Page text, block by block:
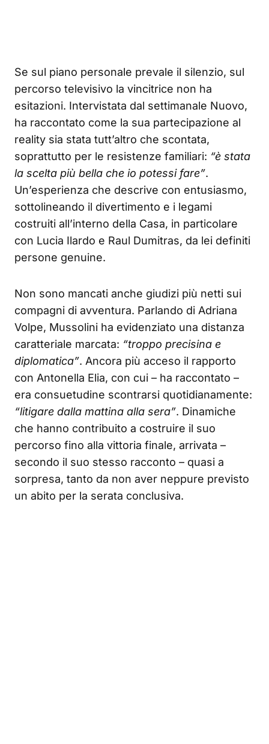
Se sul piano personale prevale il silenzio, sul
percorso televisivo la vincitrice non ha
esitazioni. Intervistata dal settimanale Nuovo,
ha raccontato come la sua partecipazione al
reality sia stata tutt’altro che scontata,
soprattutto per le resistenze familiari: “è stata
la scelta più bella che io potessi fare”.
Un’esperienza che descrive con entusiasmo,
sottolineando il divertimento e i legami
costruiti all’interno della Casa, in particolare
con Lucia Ilardo e Raul Dumitras, da lei definiti
persone genuine.
Non sono mancati anche giudizi più netti sui
compagni di avventura. Parlando di Adriana
Volpe, Mussolini ha evidenziato una distanza
caratteriale marcata: “troppo precisina e
diplomatica”. Ancora più acceso il rapporto
con Antonella Elia, con cui – ha raccontato –
era consuetudine scontrarsi quotidianamente:
“litigare dalla mattina alla sera”. Dinamiche
che hanno contribuito a costruire il suo
percorso fino alla vittoria finale, arrivata –
secondo il suo stesso racconto – quasi a
sorpresa, tanto da non aver neppure previsto
un abito per la serata conclusiva.